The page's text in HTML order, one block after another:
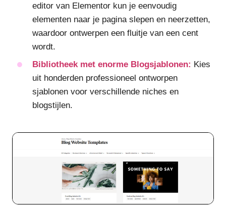
editor van Elementor kun je eenvoudig
elementen naar je pagina slepen en neerzetten,
waardoor ontwerpen een fluitje van een cent
wordt.
Bibliotheek met enorme Blogsjablonen: Kies
uit honderden professioneel ontworpen
sjablonen voor verschillende niches en
blogstijlen.